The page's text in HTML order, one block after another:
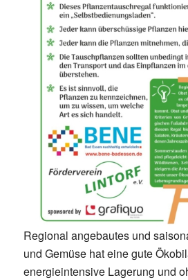
Regional angebautes und
und Gemüse hat eine gute
energieintensive Lagerung und